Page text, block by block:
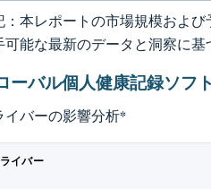
：本レポートの市場規模およ
可能な最新のデータと洞察に基
ーバル個人健康記録ソフ
イバーの影響分析*
ライバー